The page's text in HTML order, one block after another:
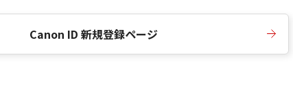
Canon ID 新規登録ページ